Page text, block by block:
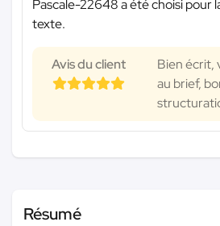
Pascale-22648 a été choisi pour
texte.
Avis du client
Bien écrit,
au brief,
Résumé